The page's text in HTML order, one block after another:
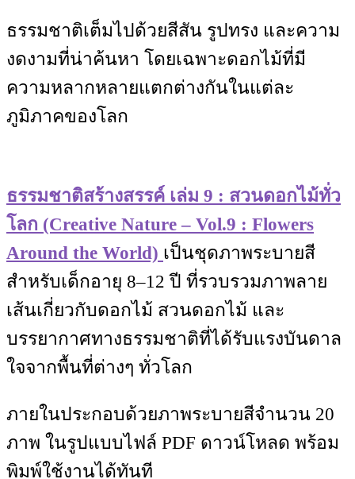
ธรรมชาติเต็มไปด้วยสีสัน รูปทรง และความ
งดงามที่น่าค้นหา โดยเฉพาะดอกไม้ที่มี
ความหลากหลายแตกต่างกันในแต่ละ
ภูมิภาคของโลก
ธรรมชาติสร้างสรรค์ เล่ม 9 : สวนดอกไม้ทั่ว
โลก (Creative Nature – Vol.9 : Flowers
Around the World) เป็นชุดภาพระบายสี
สำหรับเด็กอายุ 8–12 ปี ที่รวบรวมภาพลาย
เส้นเกี่ยวกับดอกไม้ สวนดอกไม้ และ
บรรยากาศทางธรรมชาติที่ได้รับแรงบันดาล
ใจจากพื้นที่ต่างๆ ทั่วโลก
ภายในประกอบด้วยภาพระบายสีจำนวน 20
ภาพ ในรูปแบบไฟล์ PDF ดาวน์โหลด พร้อม
พิมพ์ใช้งานได้ทันที